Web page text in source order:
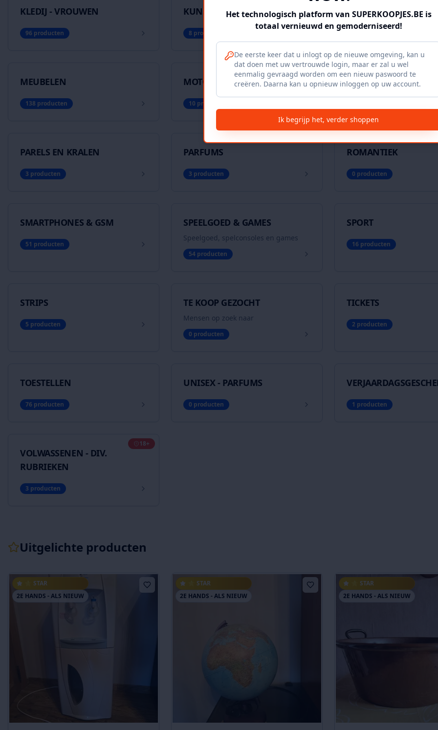
KLEDIJ - VROUWEN
96 producten
KUNST
8 producten
MASSAGE - DOOR MAN
MEUBELEN
138 producten
MOTOREN
10 producten
NAAIEN EN BREIEN
PARELS EN KRALEN
3 producten
PARFUMS
3 producten
ROMANTIEK
0 producten
SMARTPHONES & GSM
51 producten
SPEELGOED & GAMES
Speelgoed, spelconsoles en games
54 producten
SPORT
16 producten
STRIPS
5 producten
TE KOOP GEZOCHT
Mensen op zoek naar
0 producten
TICKETS
2 producten
TOESTELLEN
76 producten
UNISEX - PARFUMS
0 producten 1 producten
18+
VOLWASSENEN - DIV.
RUBRIEKEN
3 producten
Uitgelichte producten
⭐ STAR
2E HANDS - ALS NIEUW
⭐ STAR
2E HANDS - ALS NIEUW
⭐ STAR
2E HANDS - ALS NIEUW
Het technologisch platform van SUPERKOOPJES.BE is
totaal vernieuwd en gemoderniseerd!
De eerste keer dat u inlogt op de nieuwe omgeving, kan u
dat doen met uw vertrouwde login, maar er zal u wel
eenmalig gevraagd worden om een nieuw paswoord te
creëren. Daarna kan u opnieuw inloggen op uw account.
Ik begrijp het, verder shoppen